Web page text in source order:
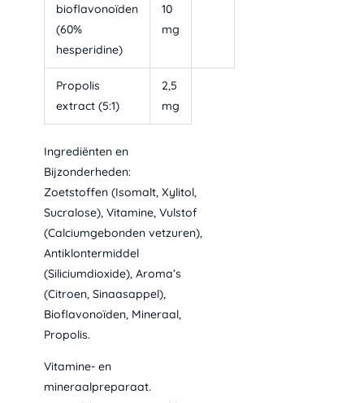
bioflavonoïden
(60%
hesperidine)
10
mg
Propolis
extract (5:1)
2,5
mg
Ingrediënten en
Bijzonderheden:
Zoetstoffen (Isomalt, Xylitol,
Sucralose), Vitamine, Vulstof
(Calciumgebonden vetzuren),
Antiklontermiddel
(Siliciumdioxide), Aroma’s
(Citroen, Sinaasappel),
Bioflavonoïden, Mineraal,
Propolis.
Vitamine- en
mineraalpreparaat.